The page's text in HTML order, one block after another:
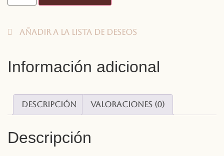
Añadir a la lista de deseos
Información adicional
Descripción Valoraciones (0)
Descripción